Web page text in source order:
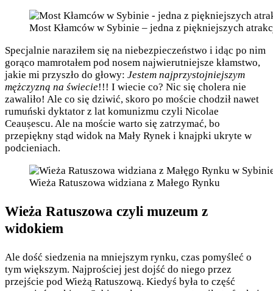
Most Kłamców w Sybinie – jedna z piękniejszych
Specjalnie naraziłem się na niebezpieczeństwo i idąc po nim
gorąco mamrotałem pod nosem najwierutniejsze kłamstwo,
jakie mi przyszło do głowy: Jestem najprzystojniejszym
mężczyzną na świecie!!! I wiecie co? Nic się cholera nie
zawaliło! Ale co się dziwić, skoro po moście chodził nawet
rumuński dyktator z lat komunizmu czyli Nicolae
Ceaușescu. Ale na moście warto się zatrzymać, bo
przepiękny stąd widok na Mały Rynek i knajpki ukryte w
podcieniach.
Wieża Ratuszowa widziana z Małego Rynku
Wieża Ratuszowa czyli muzeum z
widokiem
Ale dość siedzenia na mniejszym rynku, czas pomyśleć o
tym większym. Najprościej jest dojść do niego przez
przejście pod Wieżą Ratuszową. Kiedyś była to część